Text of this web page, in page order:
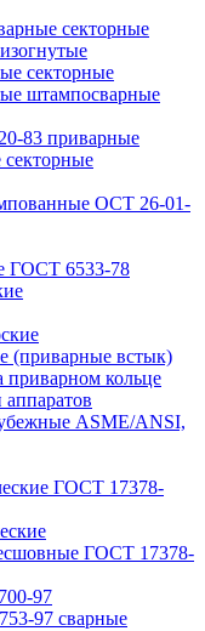
секторные
секторные
штампосварные
83 приварные
ОСТ 26-01-
ГОСТ 6533-78
(приварные встык)
кольце
ASME/ANSI,
ГОСТ 17378-
ГОСТ 17378-
97
97 сварные